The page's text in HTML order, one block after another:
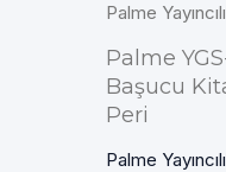
Palme
Palme
Başucu
Peri
Palme